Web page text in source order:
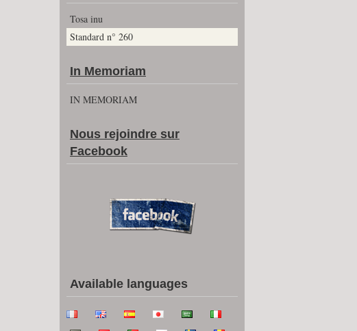
Tosa inu
Standard n° 260
In Memoriam
IN MEMORIAM
Nous rejoindre sur
Facebook
Available languages